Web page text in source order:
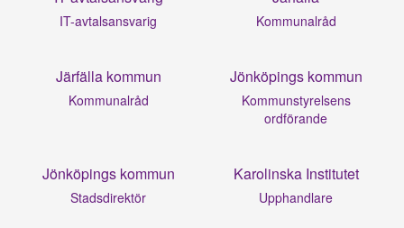
IT-avtalsansvarig Kommunalråd
Järfälla kommun
Kommunalråd
Jönköpings kommun
Kommunstyrelsens
ordförande
Jönköpings kommun
Stadsdirektör
Karolinska Institutet
Upphandlare